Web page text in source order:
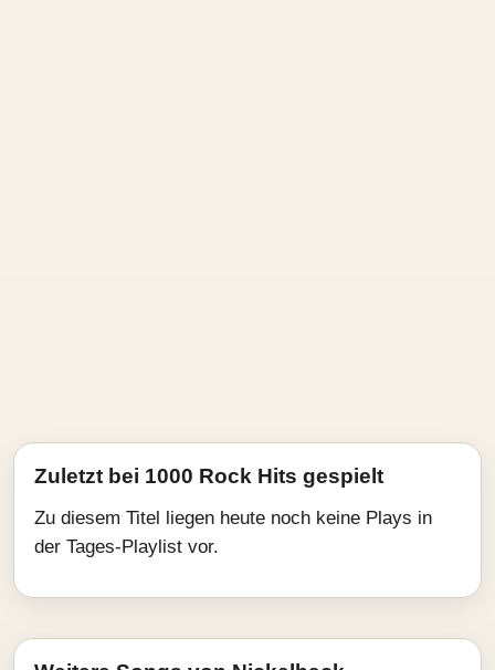
Zuletzt bei 1000 Rock Hits gespielt
Zu diesem Titel liegen heute noch keine Plays in
der Tages-Playlist vor.